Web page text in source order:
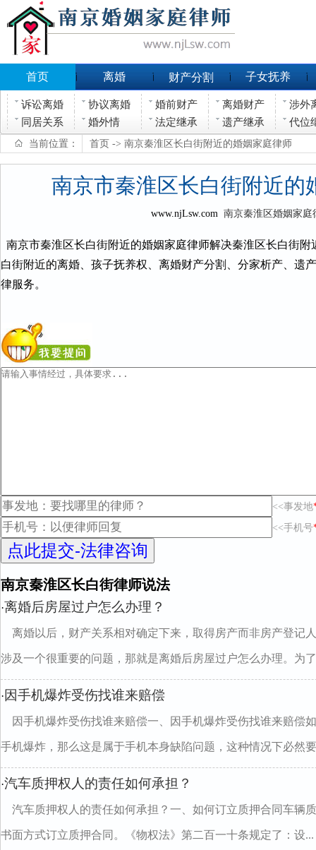
首页 离婚 财产分割 子女抚养
诉讼离婚 协议离婚 婚前财产 离婚财产
涉外
同居关系
婚外情 法定继承 遗产继承 代位
当前位置： 首页 -> 南京秦淮区长白街附近的婚姻家庭律师
南京市秦淮区长白街附近的
www.njLsw.com南京秦淮区婚姻家庭
南京市秦淮区长白街附近的婚姻家庭律师解决秦淮区长白街
白街附近的离婚、孩子抚养权、离婚财产分割、分家析产、遗
律服务。
<<事发地
<<手机号
南京秦淮区长白街律师说法
·离婚后房屋过户怎么办理？
离婚以后，财产关系相对确定下来，取得房产而非房产登记
涉及一个很重要的问题，那就是离婚后房屋过户怎么办理。为
· 因手机爆炸受伤找谁来赔偿
因手机爆炸受伤找谁来赔偿一、因手机爆炸受伤找谁来赔偿
手机爆炸，那么这是属于手机本身缺陷问题，这种情况下必然
·汽车质押权人的责任如何承担？
汽车质押权人的责任如何承担？一、如何订立质押合同车辆
书面方式订立质押合同。《物权法》第二百一十条规定了：设...